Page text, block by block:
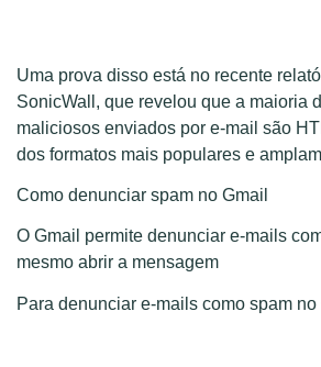
Uma prova disso está no recente
SonicWall, que revelou que a maioria
maliciosos enviados por e-mail são
dos formatos mais populares e
Como denunciar spam no Gmail
O Gmail permite denunciar e-mails
mesmo abrir a mensagem
Para denunciar e-mails como spam no